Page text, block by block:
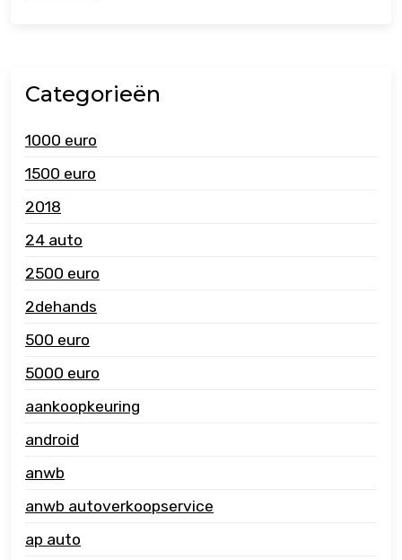
Categorieën
1000 euro
1500 euro
2018
24 auto
2500 euro
2dehands
500 euro
5000 euro
aankoopkeuring
android
anwb
anwb autoverkoopservice
ap auto